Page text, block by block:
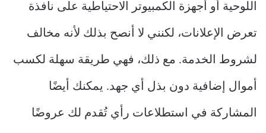
اللوحية أو أجهزة الكمبيوتر الاحتياطية على نافذة
تعرض الإعلانات، لكنني لا أنصح بذلك لأنه مخالف
لشروط الخدمة. مع ذلك، فهي طريقة سهلة لكسب
أموال إضافية دون بذل أي جهد. يمكنك أيضًا
المشاركة في استطلاعات رأي تُقدم لك عروضًا